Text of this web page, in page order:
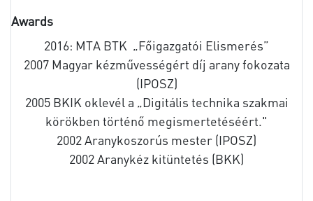
Awards
2016: MTA BTK „Főigazgatói Elismerés”
2007 Magyar kézművességért díj arany fokozata
(IPOSZ)
2005 BKIK oklevél a „Digitális technika szakmai
körökben történő megismertetéséért."
2002 Aranykoszorús mester (IPOSZ)
2002 Aranykéz kitüntetés (BKK)